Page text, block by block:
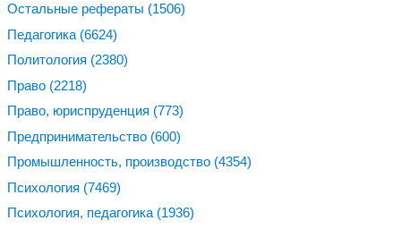
Остальные рефераты (1506)
Педагогика (6624)
Политология (2380)
Право (2218)
Право, юриспруденция (773)
Предпринимательство (600)
Промышленность, производство (4354)
Психология (7469)
Психология, педагогика (1936)